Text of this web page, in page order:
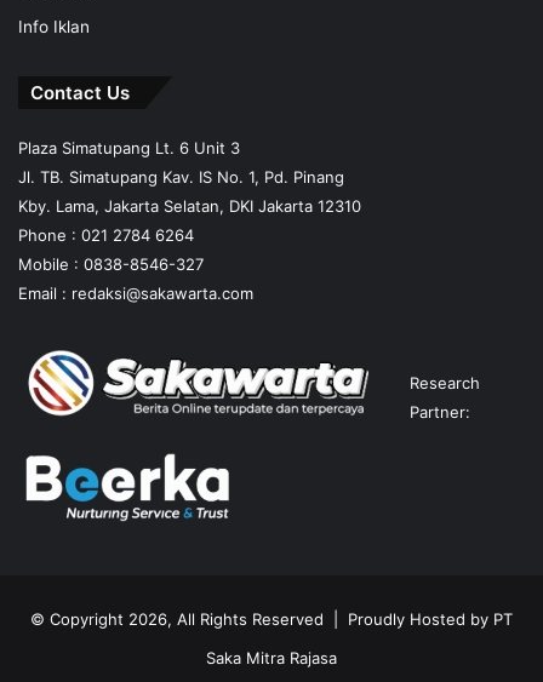
Info Iklan
Contact Us
Plaza Simatupang Lt. 6 Unit 3
Jl. TB. Simatupang Kav. IS No. 1, Pd. Pinang
Kby. Lama, Jakarta Selatan, DKI Jakarta 12310
Phone : 021 2784 6264
Mobile : 0838-8546-327
Email : redaksi@sakawarta.com
Research
Partner:
© Copyright 2026, All Rights Reserved | Proudly Hosted by PT
Saka Mitra Rajasa